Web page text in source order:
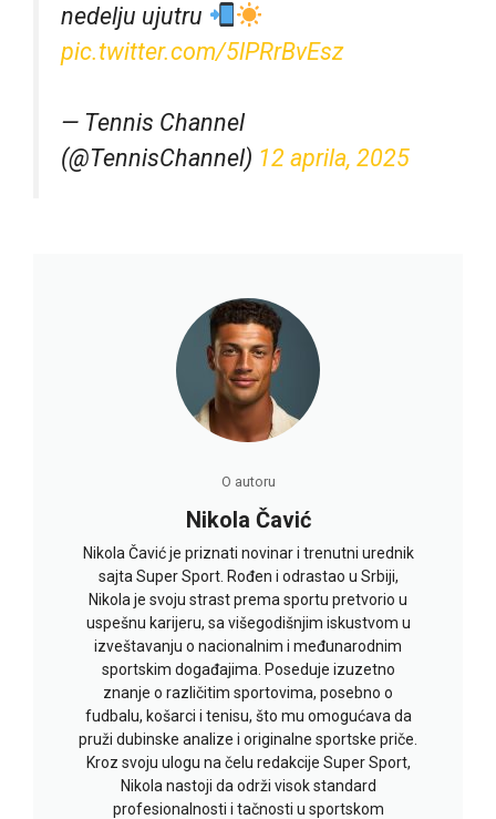
nedelju ujutru
pic.twitter.com/5lPRrBvEsz
— Tennis Channel
(@TennisChannel) 12 aprila, 2025
O autoru
Nikola Čavić
Nikola Čavić je priznati novinar i trenutni urednik
sajta Super Sport. Rođen i odrastao u Srbiji,
Nikola je svoju strast prema sportu pretvorio u
uspešnu karijeru, sa višegodišnjim iskustvom u
izveštavanju o nacionalnim i međunarodnim
sportskim događajima. Poseduje izuzetno
znanje o različitim sportovima, posebno o
fudbalu, košarci i tenisu, što mu omogućava da
pruži dubinske analize i originalne sportske priče.
Kroz svoju ulogu na čelu redakcije Super Sport,
Nikola nastoji da održi visok standard
profesionalnosti i tačnosti u sportskom